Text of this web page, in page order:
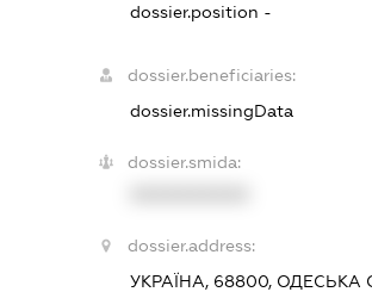
dossier.position -
dossier.beneficiaries:
dossier.missingData
dossier.smida:
dossier.address:
УКРАЇНА, 68800, ОДЕСЬКА